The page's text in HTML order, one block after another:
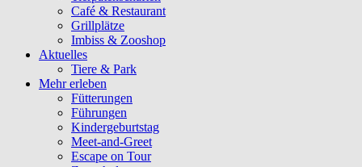
Café & Restaurant
Grillplätze
Imbiss & Zooshop
Aktuelles
Tiere & Park
Mehr erleben
Fütterungen
Führungen
Kindergeburtstag
Meet-and-Greet
Escape on Tour